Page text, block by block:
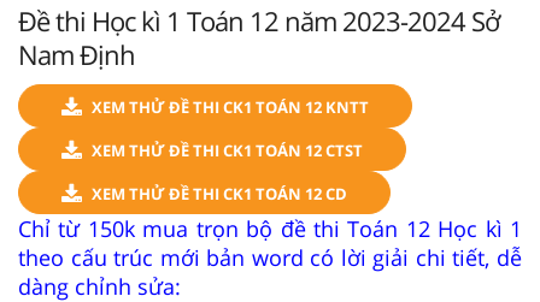
Đề thi Học kì 1 Toán 12 năm 2023-2024 Sở
Nam Định
XEM THỬ ĐỀ THI CK1 TOÁN 12 KNTT
XEM THỬ ĐỀ THI CK1 TOÁN 12 CTST
XEM THỬ ĐỀ THI CK1 TOÁN 12 CD
Chỉ từ 150k mua trọn bộ đề thi Toán 12 Học kì 1
theo cấu trúc mới bản word có lời giải chi tiết, dễ
dàng chỉnh sửa: